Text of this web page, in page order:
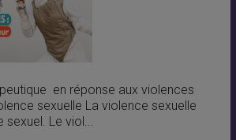
en réponse aux violences
sexuelle La violence sexuelle
sexuel. Le viol...